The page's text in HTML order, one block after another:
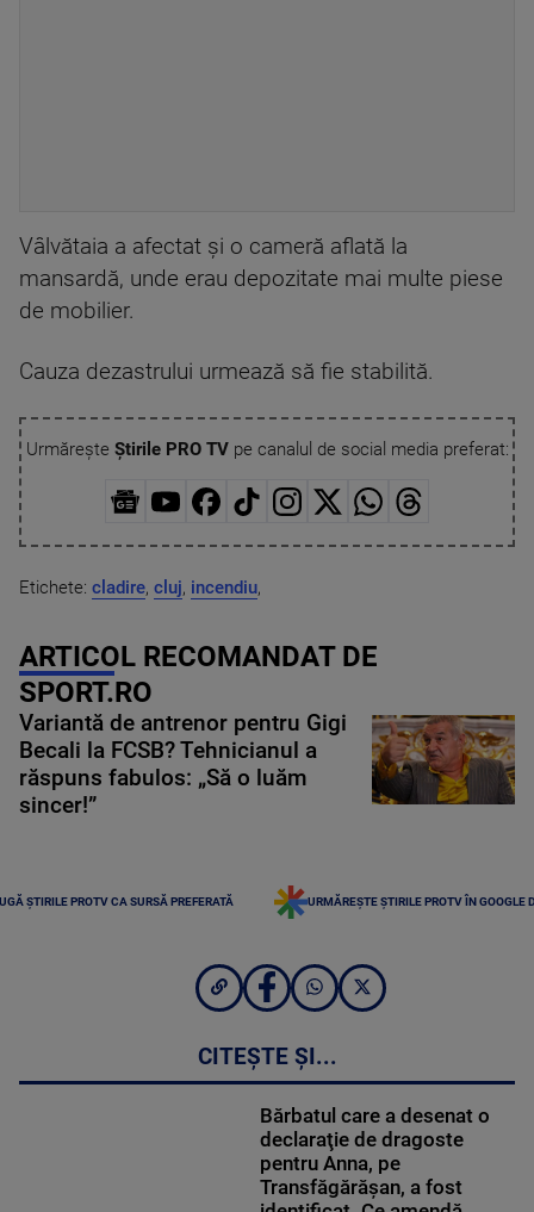
Vâlvătaia a afectat și o cameră aflată la
mansardă, unde erau depozitate mai multe piese
de mobilier.
Cauza dezastrului urmează să fie stabilită.
Urmărește Știrile PRO TVpe canalul de social media preferat:
Etichete: cladire, cluj, incendiu,
ARTICOL RECOMANDAT DE
SPORT.RO
Variantă de antrenor pentru Gigi
Becali la FCSB? Tehnicianul a
răspuns fabulos: „Să o luăm
sincer!”
ȘTIRILE PROTV CA SURSĂ PREFERATĂ URMĂREȘTE ȘTIRILE PROTV ÎN GOOGLE
CITEȘTE ȘI...
Bărbatul care a desenat o
declaraţie de dragoste
pentru Anna, pe
Transfăgărăşan, a fost